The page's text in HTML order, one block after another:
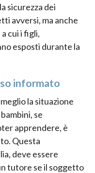
sicurezza dei
avversi, ma anche
cui i figli,
esposti durante la
informato
la situazione
se
apprendere, è
Questa
deve essere
tutore se il soggetto